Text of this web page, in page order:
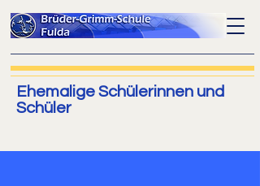
Ehemalige Schülerinnen und
Schüler